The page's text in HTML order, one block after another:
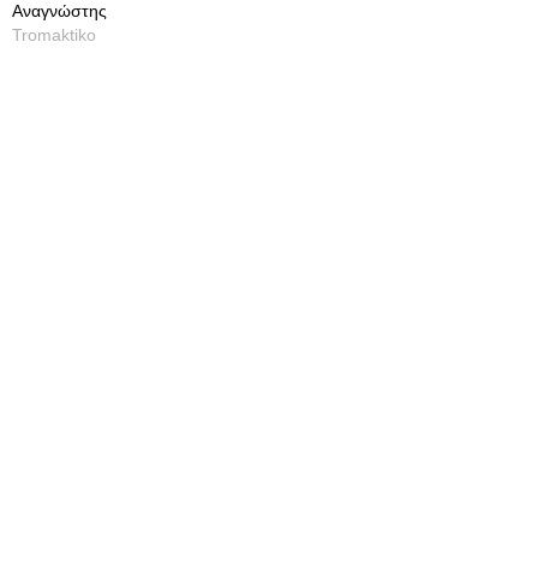
Αναγνώστης
Tromaktiko